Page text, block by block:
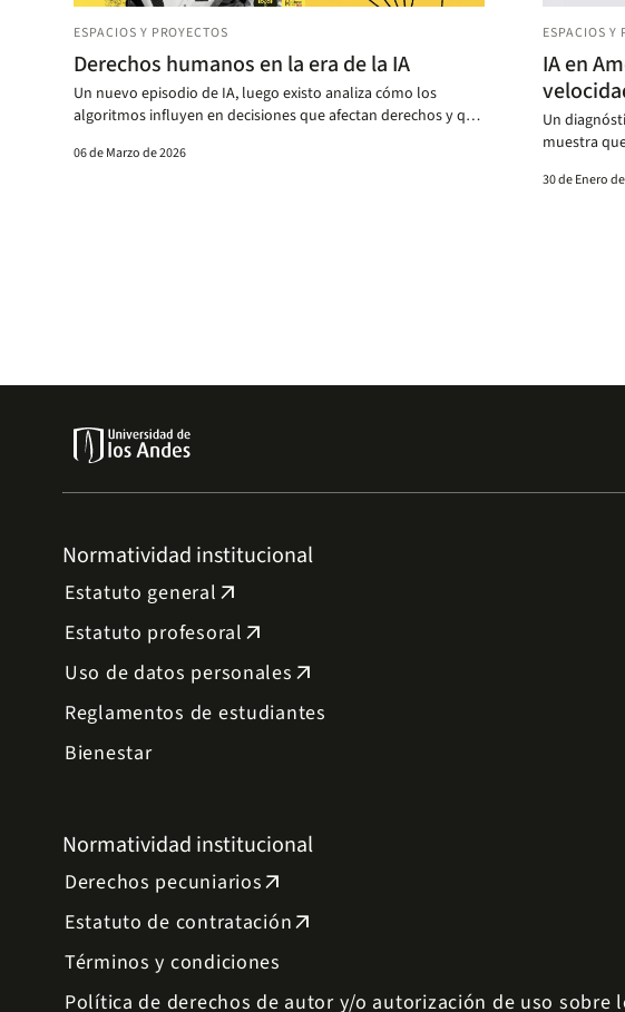
ESPACIOS Y PROYECTOS
Derechos humanos en la era de la IA
Un nuevo episodio de IA, luego existo analiza cómo los
algoritmos influyen en decisiones que afectan derechos y qué
06 de Marzo de 2026
ESPACIOS Y
IA en
Un
muestra
30 de Enero
Normatividad institucional
Estatuto general arrow_outward
Estatuto profesoral arrow_outward
Uso de datos personales arrow_outward
Reglamentos de estudiantes
Bienestar
Normatividad institucional
Derechos pecuniariosarrow_outward
Estatuto de contrataciónarrow_outward
Términos y condiciones
Política de derechos de autor y/o autorización de uso sobre